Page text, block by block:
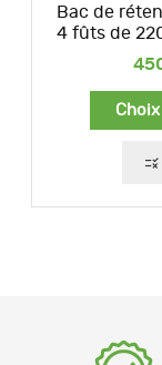
Bac de
4 fûts de